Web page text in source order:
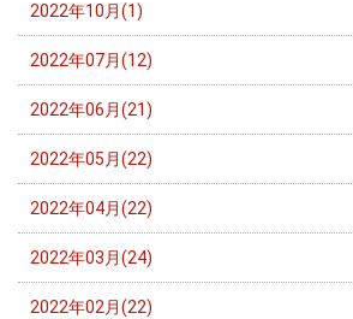
2022年10月(1)
2022年07月(12)
2022年06月(21)
2022年05月(22)
2022年04月(22)
2022年03月(24)
2022年02月(22)